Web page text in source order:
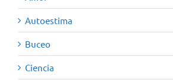
Autoestima
Buceo
Ciencia